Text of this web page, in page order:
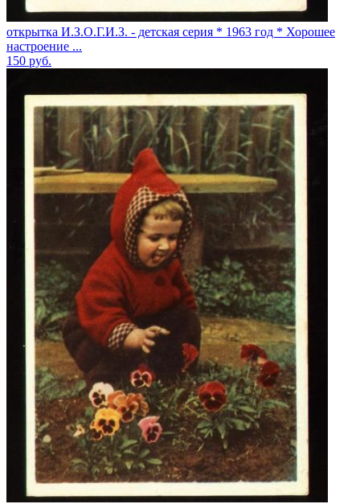
открытка И.З.О.Г.И.З. - детская серия * 1963 год * Хорошее
настроение ...
150 руб.